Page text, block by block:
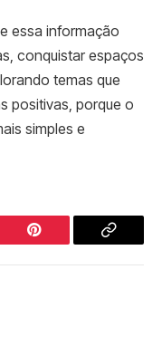
essa informação
conquistar espaços
temas que
positivas, porque o
simples e
Pinterest
Copy